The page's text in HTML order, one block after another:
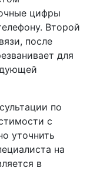
цифры
Второй
после
для
по
с
уточнить
на
в